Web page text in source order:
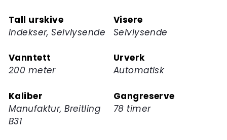
Tall urskive
Indekser, Selvlysende
Visere
Selvlysende
Vanntett
200 meter
Urverk
Automatisk
Kaliber
Manufaktur, Breitling
B31
Gangreserve
78 timer